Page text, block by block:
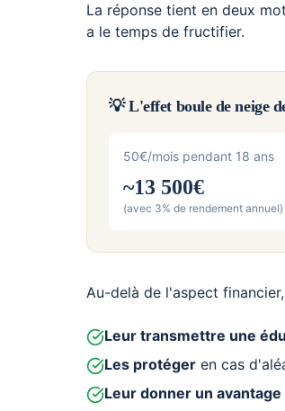
La réponse tient en deux
a le temps de fructifier.
💡 L'effet boule de neige
50€/mois pendant 18 ans
~13 500€
(avec 3% de rendement annuel)
Au-delà de l'aspect
Leur transmettre une
Les protéger en cas
Leur donner un avantage